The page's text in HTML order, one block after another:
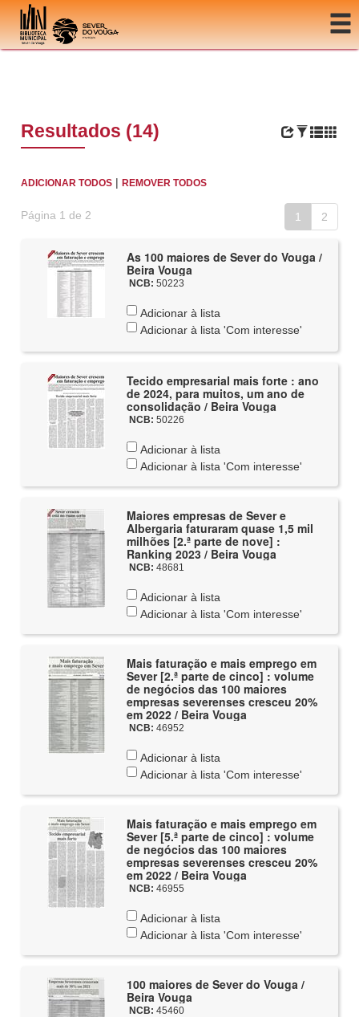
Ir para o conteúdo
Resultados (14)
ADICIONAR TODOS |REMOVER TODOS
Página 1 de 2 1 2
As 100 maiores de Sever do Vouga /
Beira Vouga
NCB: 50223
Adicionar à lista
Adicionar à lista 'Com interesse'
Tecido empresarial mais forte : ano
de 2024, para muitos, um ano de
consolidação / Beira Vouga
NCB: 50226
Adicionar à lista
Adicionar à lista 'Com interesse'
Maiores empresas de Sever e
Albergaria faturaram quase 1,5 mil
milhões [2.ª parte de nove] :
Ranking 2023 / Beira Vouga
NCB: 48681
Adicionar à lista
Adicionar à lista 'Com interesse'
Mais faturação e mais emprego em
Sever [2.ª parte de cinco] : volume
de negócios das 100 maiores
empresas severenses cresceu 20%
em 2022 / Beira Vouga
NCB: 46952
Adicionar à lista
Adicionar à lista 'Com interesse'
Mais faturação e mais emprego em
Sever [5.ª parte de cinco] : volume
de negócios das 100 maiores
empresas severenses cresceu 20%
em 2022 / Beira Vouga
NCB: 46955
Adicionar à lista
Adicionar à lista 'Com interesse'
100 maiores de Sever do Vouga /
Beira Vouga
NCB: 45460